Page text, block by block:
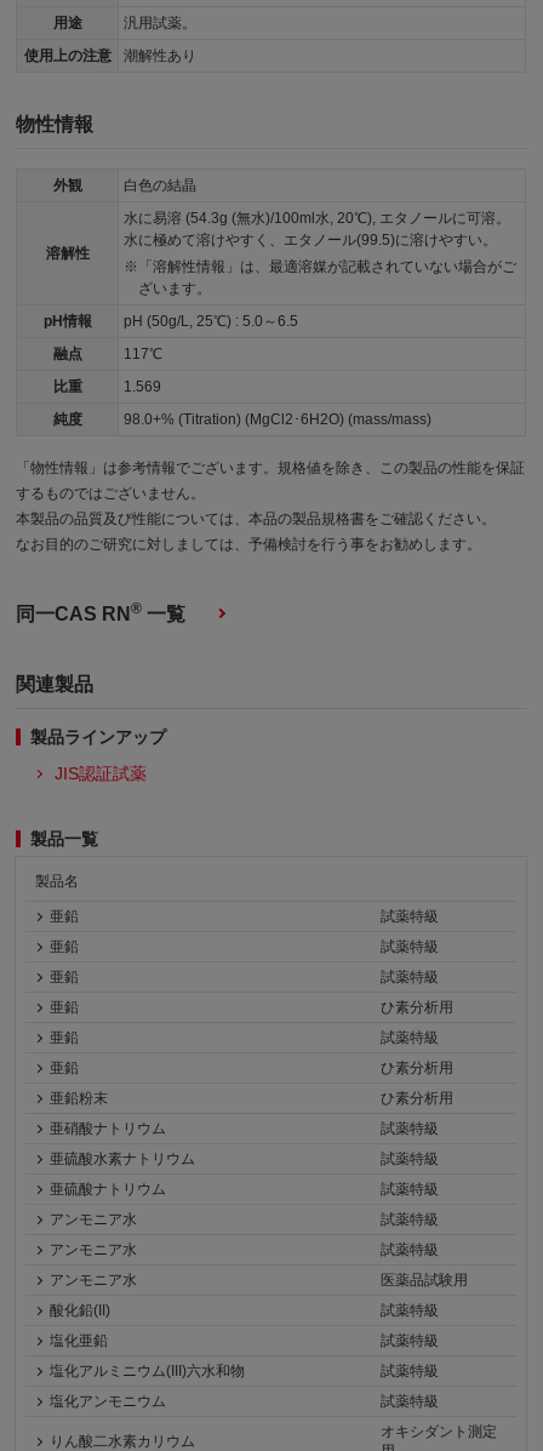
用途
汎用試薬。
使用上の注意
潮解性あり
物性情報
外観 白色の結晶
溶解性
水に易溶 (54.3g (無水)/100ml水, 20℃), エタノールに可溶。
水に極めて溶けやすく、エタノール(99.5)に溶けやすい。
「溶解性情報」は、最適溶媒が記載されていない場合がご
ざいます。
pH情報
pH (50g/L, 25℃) : 5.0～6.5
融点
117℃
比重
1.569
純度
98.0+% (Titration) (MgCl2･6H2O) (mass/mass)
「物性情報」は参考情報でございます。規格値を除き、この製品の性能を保証
するものではございません。
本製品の品質及び性能については、本品の製品規格書をご確認ください。
なお目的のご研究に対しましては、予備検討を行う事をお勧めします。
同一CAS RN® 一覧
関連製品
製品ラインアップ
JIS認証試薬
製品一覧
製品名
亜鉛
試薬特級
亜鉛
試薬特級
亜鉛
試薬特級
亜鉛
ひ素分析用
亜鉛
試薬特級
亜鉛
ひ素分析用
亜鉛粉末
ひ素分析用
亜硝酸ナトリウム
試薬特級
亜硫酸水素ナトリウム
試薬特級
亜硫酸ナトリウム
試薬特級
アンモニア水
試薬特級
アンモニア水
試薬特級
アンモニア水
医薬品試験用
酸化鉛(II)
試薬特級
塩化亜鉛
試薬特級
塩化アルミニウム(III)六水和物
試薬特級
塩化アンモニウム
試薬特級
りん酸二水素カリウム
オキシダント測定